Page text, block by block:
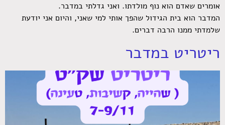
אומרים שאדם הוא נוף מולדתו. ואני גדלתי במדבר.
המדבר הוא בית הגידול שהפך אותי למי שאני, והיום אני יודעת
שלמדתי ממנו הרבה דברים.
ריטריט במדבר